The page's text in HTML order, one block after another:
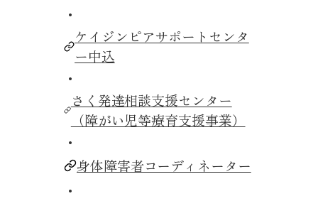
・
ケイジンピアサポートセンタ
ー中込
・
さく発達相談支援センター
（障がい児等療育支援事業）
・
身体障害者コーディネーター
・